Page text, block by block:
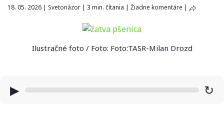
18. 05. 2026 | Svetonázor | 3 min. čítania | Žiadne komentáre |
Ilustračné foto / Foto: Foto:TASR-Milan Drozd
▶ ↻